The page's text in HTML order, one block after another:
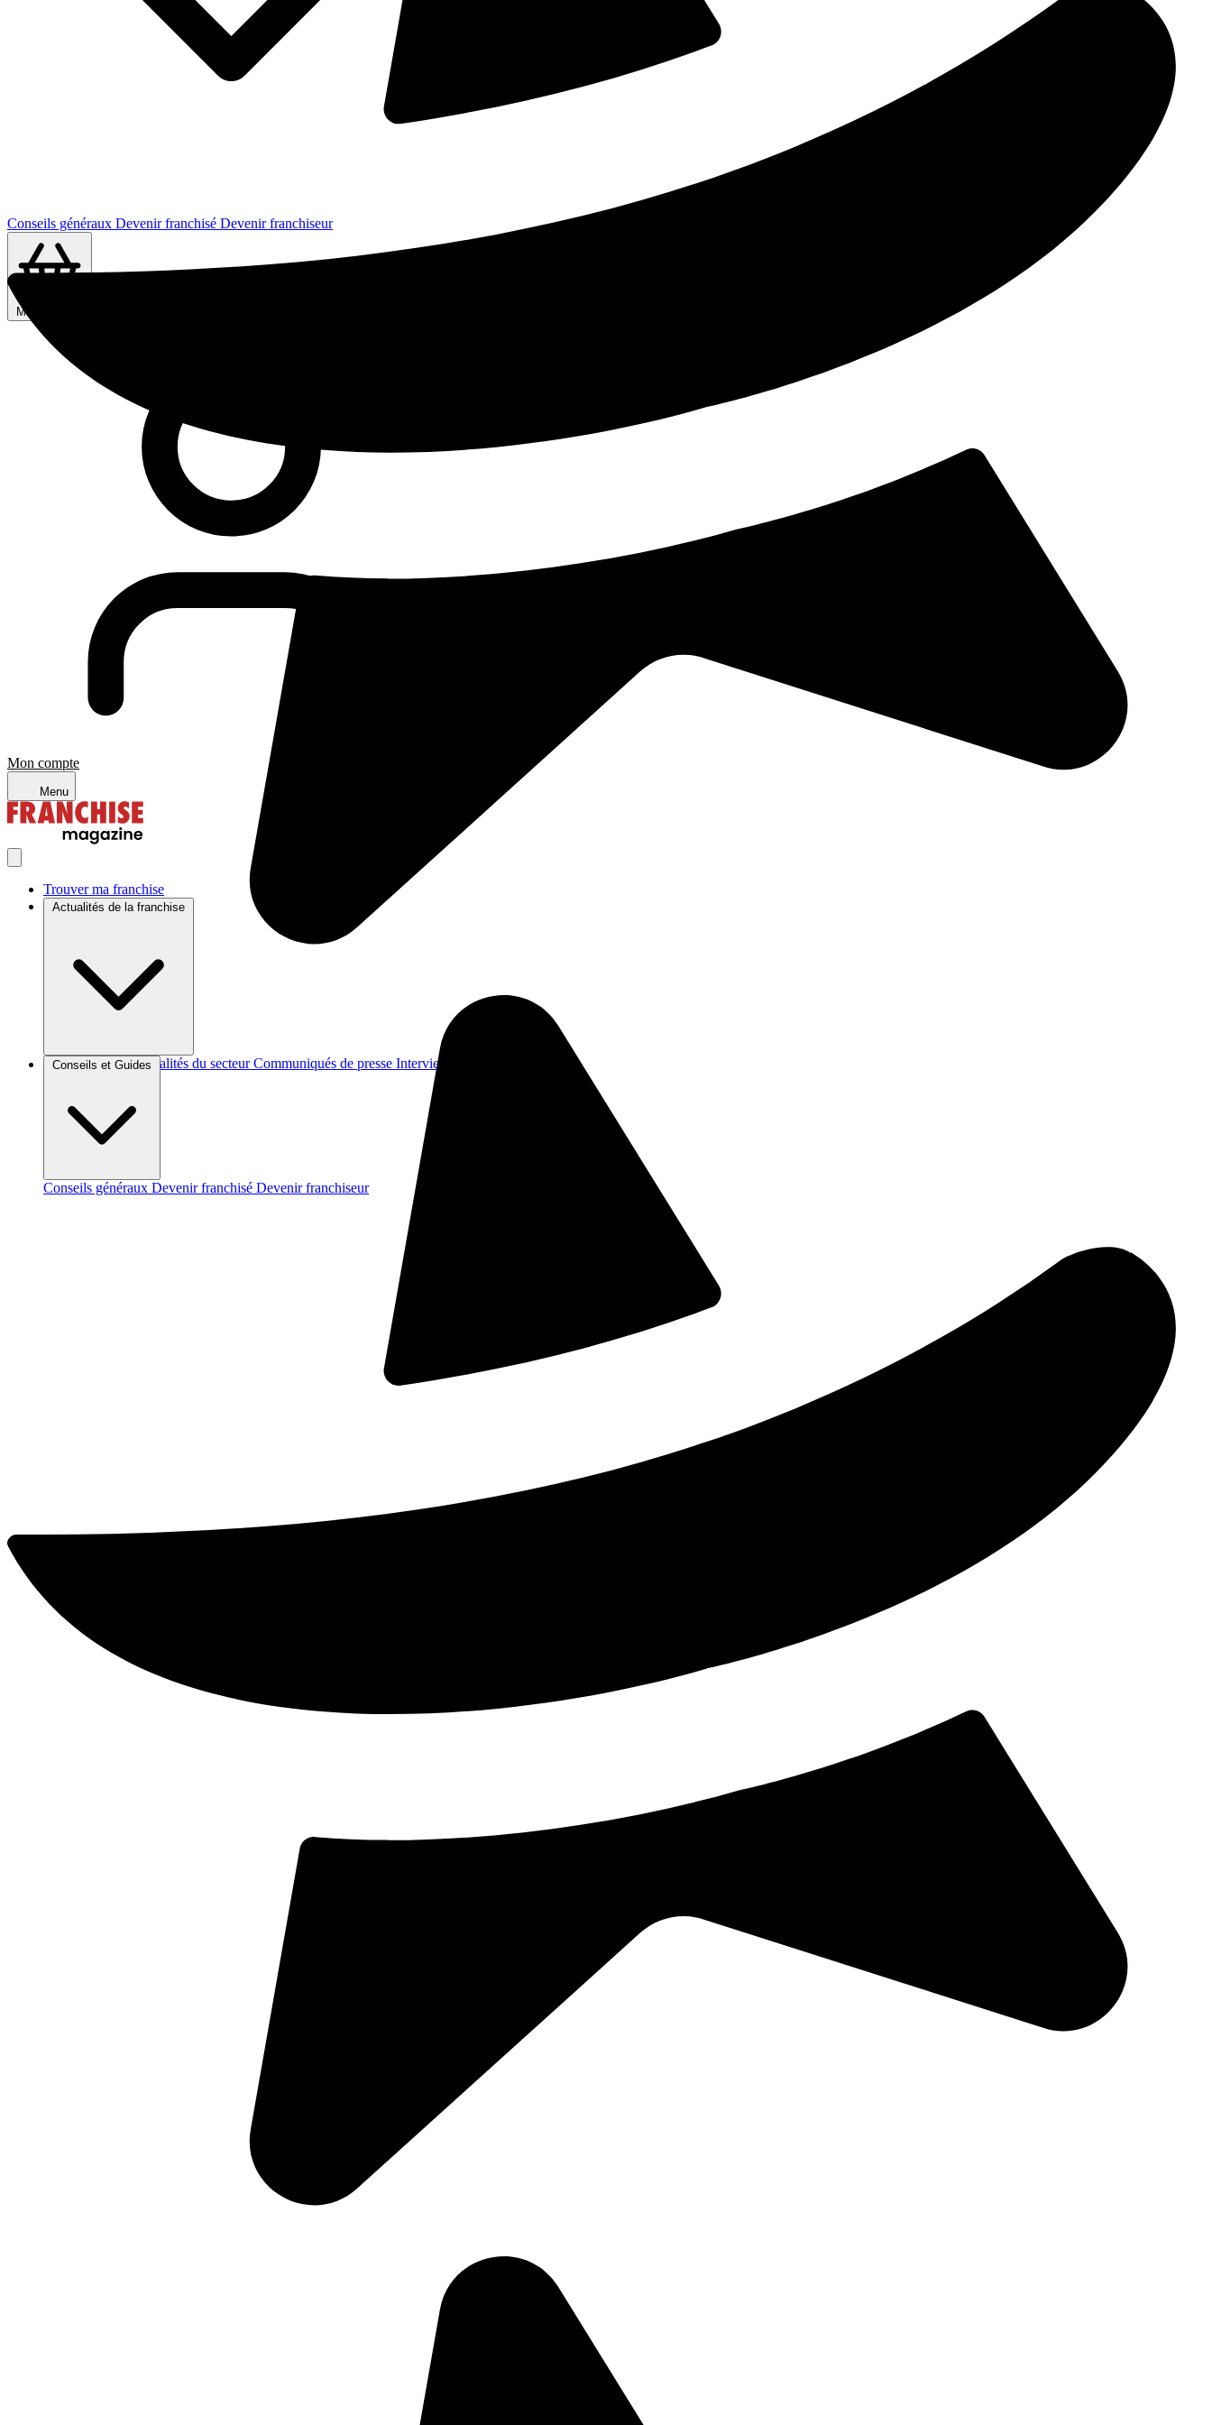
Conseils généraux Devenir franchisé Devenir franchiseur
Ma sélection
Mon compte
Menu
Trouver ma franchise
Actualités de la franchise
Brèves et actus Actualités du secteur Communiqués de presse Interviews
Conseils et Guides
Conseils généraux Devenir franchisé Devenir franchiseur